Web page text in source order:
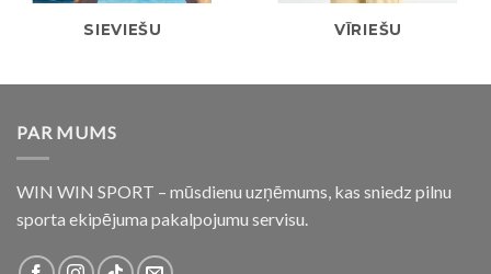
SIEVIEŠU VĪRIEŠU
PAR MUMS
WIN WIN SPORT – mūsdienu uzņēmums, kas sniedz pilnu
sporta ekipējuma pakalpojumu servisu.